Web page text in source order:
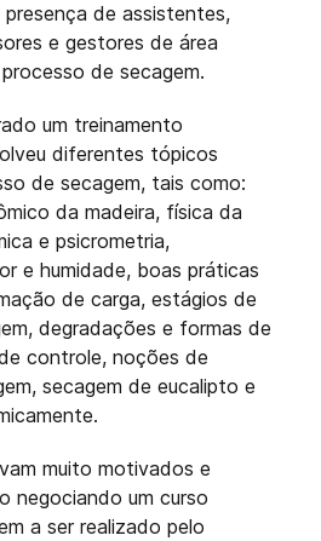
de assistentes,
e gestores de área
de secagem.
um treinamento
diferentes tópicos
de secagem, tais como:
da madeira, física da
e psicrometria,
e humidade, boas práticas
de carga, estágios de
degradações e formas de
controle, noções de
secagem de eucalipto e
muito motivados e
negociando um curso
a ser realizado pelo